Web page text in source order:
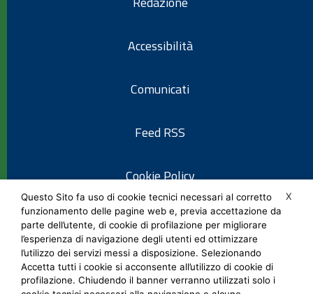
Accessibilità
Comunicati
Feed RSS
Cookie Policy
Informativa privacy
Note legali
X
Questo Sito fa uso di cookie tecnici necessari al corretto
funzionamento delle pagine web e, previa accettazione da
parte dell’utente, di cookie di profilazione per migliorare
l’esperienza di navigazione degli utenti ed ottimizzare
l’utilizzo dei servizi messi a disposizione. Selezionando
Accetta tutti i cookie si acconsente all’utilizzo di cookie di
profilazione. Chiudendo il banner verranno utilizzati solo i